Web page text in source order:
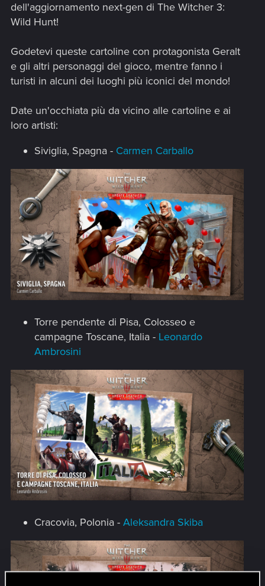
dell'aggiornamento next-gen di The Witcher 3:
Wild Hunt!
Godetevi queste cartoline con protagonista Geralt
e gli altri personaggi del gioco, mentre fanno i
turisti in alcuni dei luoghi più iconici del mondo!
Date un'occhiata più da vicino alle cartoline e ai
loro artisti:
Siviglia, Spagna - Carmen Carballo
Torre pendente di Pisa, Colosseo e
campagne Toscane, Italia - Leonardo
Ambrosini
Cracovia, Polonia - Aleksandra Skiba